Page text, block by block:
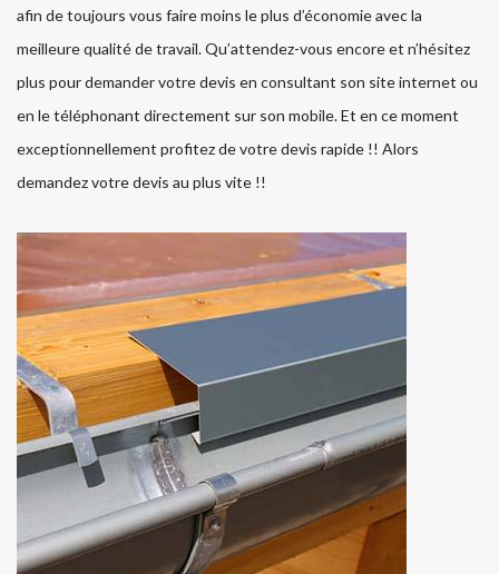
afin de toujours vous faire moins le plus d’économie avec la
meilleure qualité de travail. Qu’attendez-vous encore et n’hésitez
plus pour demander votre devis en consultant son site internet ou
en le téléphonant directement sur son mobile. Et en ce moment
exceptionnellement profitez de votre devis rapide !! Alors
demandez votre devis au plus vite !!